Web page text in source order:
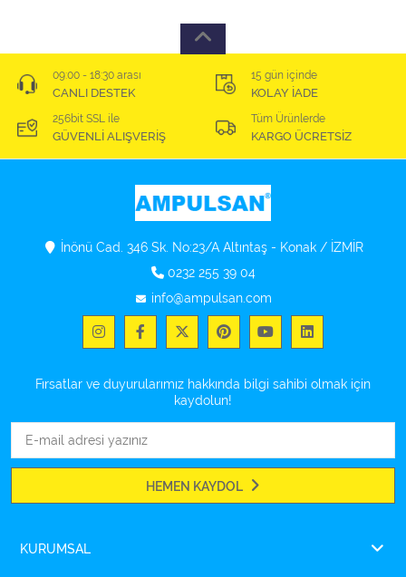
09:00 - 18:30 arası
CANLI DESTEK
15 gün içinde
KOLAY İADE
256bit SSL ile
GÜVENLİ ALIŞVERİŞ
Tüm Ürünlerde
KARGO ÜCRETSİZ
İnönü Cad. 346 Sk. No:23/A Altıntaş - Konak / İZMİR
0232 255 39 04
info@ampulsan.com
Fırsatlar ve duyurularımız hakkında bilgi sahibi olmak için
kaydolun!
HEMEN KAYDOL
KURUMSAL